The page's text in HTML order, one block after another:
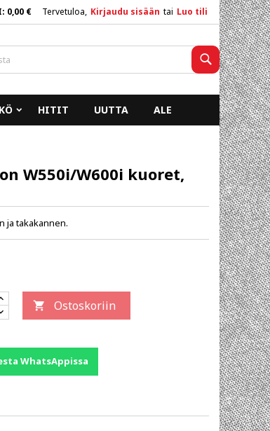
Tervetuloa, Kirjaudu sisään tai Luo tili
0,00 €
Haku
HITIT UUTTA ALE
W550i/W600i kuoret,
ja takakannen.
 Ostoskoriin
WhatsAppissa